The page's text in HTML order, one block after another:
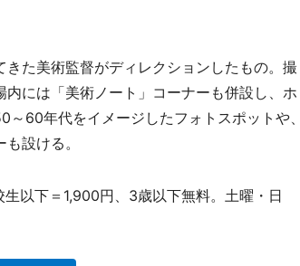
た美術監督がディレクションしたもの。撮
には「美術ノート」コーナーも併設し、ホ
60年代をイメージしたフォトスポットや、
設ける。
以下＝1,900円、3歳以下無料。土曜・日